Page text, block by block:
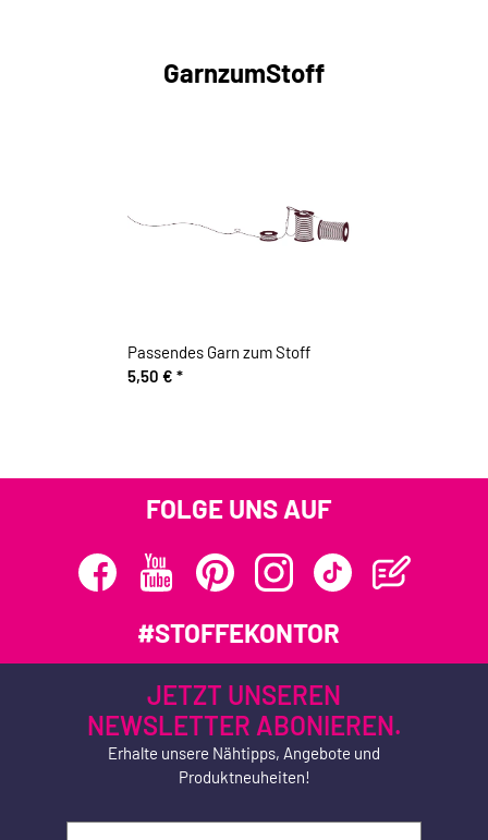
GarnzumStoff
Passendes Garn zum Stoff
5,50 € *
FOLGE UNS AUF
#STOFFEKONTOR
JETZT UNSEREN
NEWSLETTER ABONIEREN.
Erhalte unsere Nähtipps, Angebote und
Produktneuheiten!